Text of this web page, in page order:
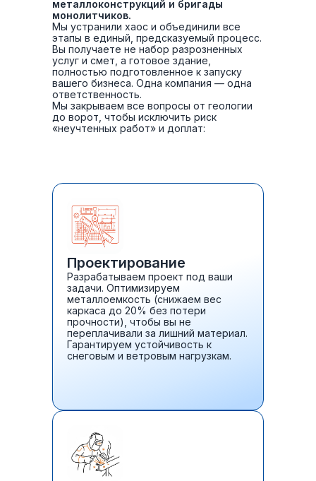
металлоконструкций и бригады
монолитчиков.
Мы устранили хаос и объединили все
этапы в единый, предсказуемый процесс.
Вы получаете не набор разрозненных
услуг и смет, а готовое здание,
полностью подготовленное к запуску
вашего бизнеса. Одна компания — одна
ответственность.
Мы закрываем все вопросы от геологии
до ворот, чтобы исключить риск
«неучтенных работ» и доплат:
Проектирование
Разрабатываем проект под ваши
задачи. Оптимизируем
металлоемкость (снижаем вес
каркаса до 20% без потери
прочности), чтобы вы не
переплачивали за лишний материал.
Гарантируем устойчивость к
снеговым и ветровым нагрузкам.